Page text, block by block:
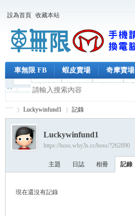
設為首頁 收藏本站
車無限 FB 蝦皮賣場 奇摩賣場
›
Luckywinfund1 記錄
Luckywinfund1
https://boss.why3s.cc/boss/?262890
主題 日誌 相冊 記錄
現在還沒有記錄